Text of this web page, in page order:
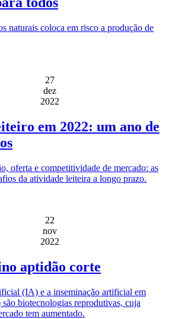
naturais coloca em risco a produção de
27
dez
2022
em 2022: um ano de
oferta e competitividade de mercado: as
da atividade leiteira a longo prazo.
22
nov
2022
aptidão corte
(IA) e a inseminação artificial em
biotecnologias reprodutivas, cuja
tem aumentado.